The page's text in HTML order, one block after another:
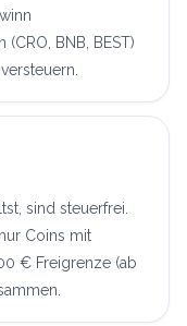
BNB, BEST)
sind steuerfrei.
Coins mit
€ Freigrenze (ab